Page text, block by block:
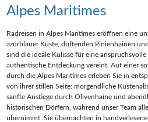
Alpes Maritimes
Radreisen in Alpes Maritimes eröffnen eine
azurblauer Küste, duftenden Pinienhainen
sind die ideale Kulisse für eine
authentische Entdeckung vereint. Auf einer
durch die Alpes Maritimes erleben Sie in
von ihrer stillen Seite: morgendliche
sanfte Anstiege durch Olivenhaine und
historischen Dörfern, während unser Team
übernimmt. Sie übernachten in